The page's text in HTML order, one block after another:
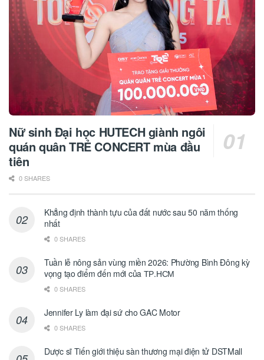
Nữ sinh Đại học HUTECH giành ngôi
quán quân TRẺ CONCERT mùa đầu
tiên
0 SHARES
Khẳng định thành tựu của đất nước sau 50 năm thống
nhất
0 SHARES
Tuần lễ nông sản vùng miền 2026: Phường Bình Đông kỳ
vọng tạo điểm đến mới của ТР.НСМ
0 SHARES
Jennifer Ly làm đại sứ cho GAC Motor
0 SHARES
Dược sĩ Tiến giới thiệu sàn thương mại điện tử DSTMall